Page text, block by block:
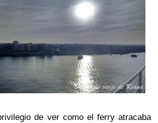
de ver como el ferry atracaba